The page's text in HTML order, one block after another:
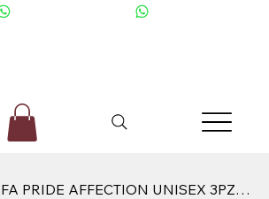
ESTUCHE LATTAFA PRIDE AFFECTION UNISEX 3PZS 100ML EDP + 20 ML EDP + SPLASH